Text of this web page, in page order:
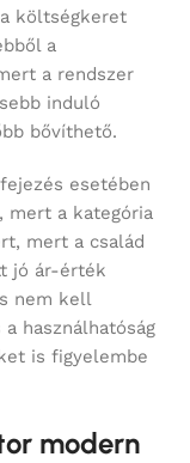
költségkeret
a
a rendszer
induló
bővíthető.
esetében
mert a kategória
mert a család
jó ár-érték
nem kell
használhatóság
is figyelembe
modern